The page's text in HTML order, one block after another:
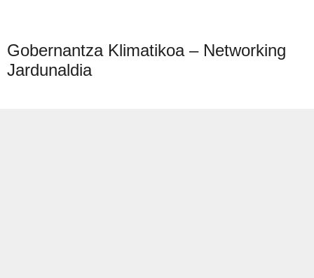
Gobernantza Klimatikoa – Networking
Jardunaldia